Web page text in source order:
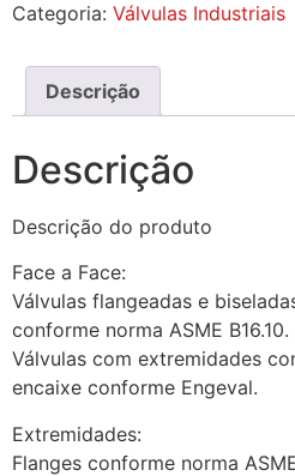
Categoria: Válvulas Industriais
Descrição
Descrição
Descrição do produto
Face a Face:
Válvulas flangeadas e
conforme norma ASME B16.10.
Válvulas com extremidades
encaixe conforme Engeval.
Extremidades:
Flanges conforme norma